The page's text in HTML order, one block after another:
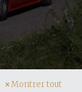
Montrer tout